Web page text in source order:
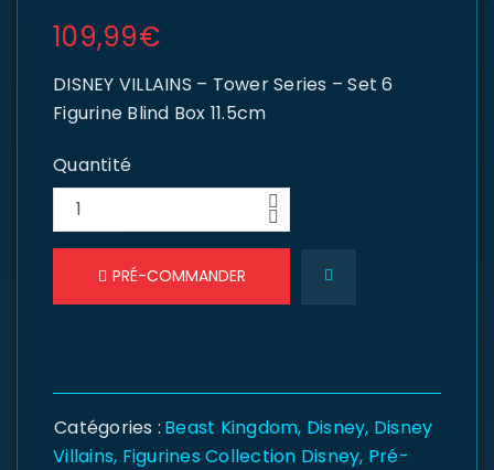
109,99€
DISNEY VILLAINS – Tower Series – Set 6
Figurine Blind Box 11.5cm
Quantité
PRÉ-COMMANDER
Catégories : Beast Kingdom, Disney, Disney
Villains, Figurines Collection Disney, Pré-